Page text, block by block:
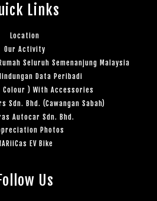
Links
Location
Our Activity
Seluruh Semenanjung Malaysia
Data Peribadi
Colour ) With Accessories
Sdn. Bhd. (Cawangan Sabah)
Autocar Sdn. Bhd.
Photos
EV Bike
Follow Us